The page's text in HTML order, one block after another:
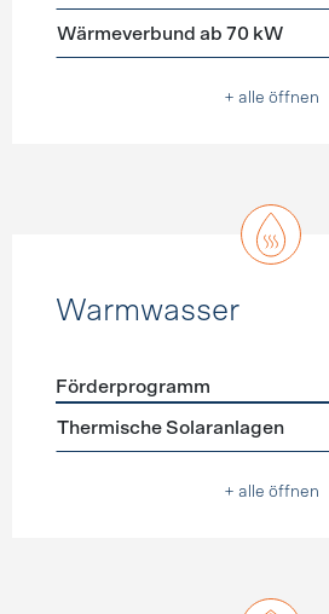
Wärmeverbund ab 70 kW
+ alle öffnen
Warmwasser
Förderprogramme Warmwasser
Förderprogramm
Thermische Solaranlagen
+ alle öffnen